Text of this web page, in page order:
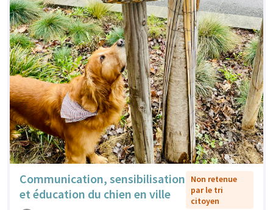
Communication, sensibilisation
et éducation du chien en ville
Non retenue
par le tri
citoyen